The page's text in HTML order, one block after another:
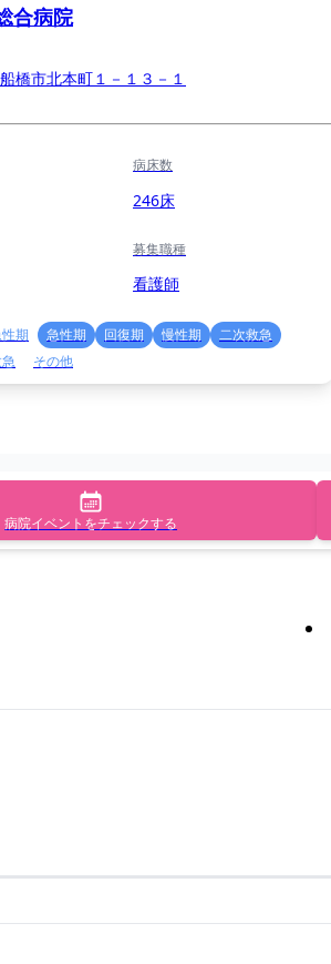
合病院
橋市北本町１－１３－１
病床数
246床
募集職種
看護師
期 急性期 回復期 慢性期
二次救急
その他
病院イベントをチェックする